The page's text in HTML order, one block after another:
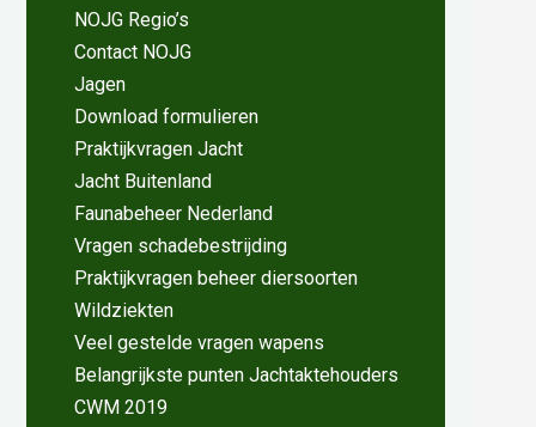
NOJG Regio’s
Contact NOJG
Jagen
Download formulieren
Praktijkvragen Jacht
Jacht Buitenland
Faunabeheer Nederland
Vragen schadebestrijding
Praktijkvragen beheer diersoorten
Wildziekten
Veel gestelde vragen wapens
Belangrijkste punten Jachtaktehouders
CWM 2019